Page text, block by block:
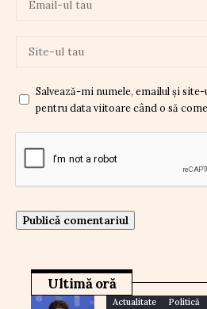
Salvează-mi numele, emailul și
pentru data viitoare când o să
Ultimă oră
Actualitate Politică